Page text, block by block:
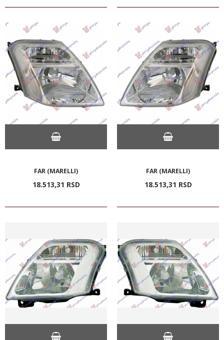
FAR (MARELLI)
18.513,31 RSD
FAR (MARELLI)
18.513,31 RSD